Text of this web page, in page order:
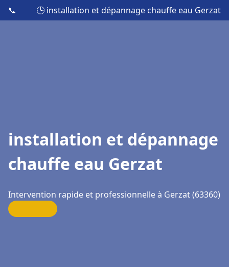
📞 🕒 installation et dépannage chauffe eau Gerzat
installation et dépannage
chauffe eau Gerzat
Intervention rapide et professionnelle à Gerzat (63360)